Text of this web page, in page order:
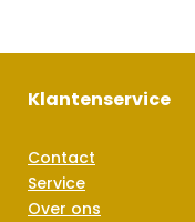
Klantenservice
Contact
Service
Over ons